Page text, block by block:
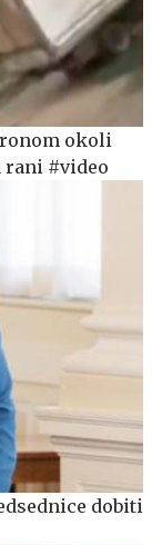
okoli
rani #video
dobiti